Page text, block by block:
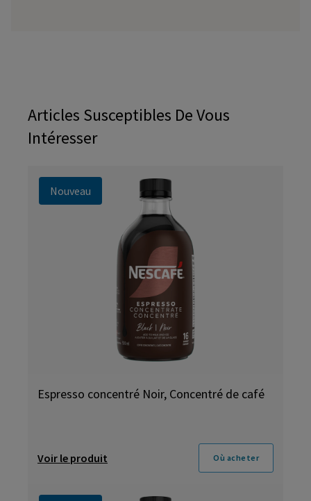
Articles Susceptibles De Vous
Intéresser
Nouveau
Espresso concentré Noir, Concentré de café
Voir le produit Où acheter